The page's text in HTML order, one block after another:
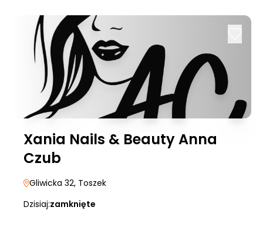
Xania Nails & Beauty Anna
Czub
Gliwicka 32, Toszek
Dzisiaj:zamknięte